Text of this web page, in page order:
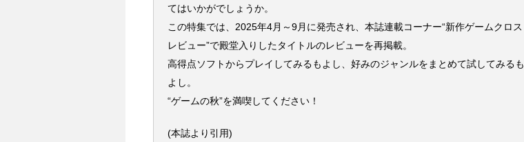
てはいかがでしょうか。
この特集では、2025年4月～9月に発売され、本誌連載コーナー“新作ゲームクロス
レビュー”で殿堂入りしたタイトルのレビューを再掲載。
高得点ソフトからプレイしてみるもよし、好みのジャンルをまとめて試してみるも
よし。
“ゲームの秋”を満喫してください！
(本誌より引用)